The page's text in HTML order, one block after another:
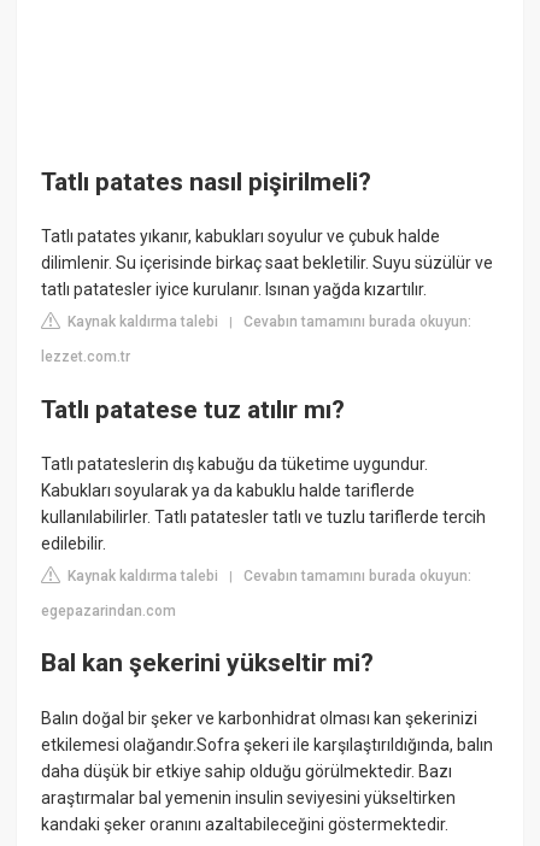
Tatlı patates nasıl pişirilmeli?
Tatlı patates yıkanır, kabukları soyulur ve çubuk halde
dilimlenir. Su içerisinde birkaç saat bekletilir. Suyu süzülür ve
tatlı patatesler iyice kurulanır. Isınan yağda kızartılır.
Kaynak kaldırma talebi |Cevabın tamamını burada okuyun:
lezzet.com.tr
Tatlı patatese tuz atılır mı?
Tatlı patateslerin dış kabuğu da tüketime uygundur.
Kabukları soyularak ya da kabuklu halde tariflerde
kullanılabilirler. Tatlı patatesler tatlı ve tuzlu tariflerde tercih
edilebilir.
Kaynak kaldırma talebi |Cevabın tamamını burada okuyun:
egepazarindan.com
Bal kan şekerini yükseltir mi?
Balın doğal bir şeker ve karbonhidrat olması kan şekerinizi
etkilemesi olağandır.Sofra şekeri ile karşılaştırıldığında, balın
daha düşük bir etkiye sahip olduğu görülmektedir. Bazı
araştırmalar bal yemenin insulin seviyesini yükseltirken
kandaki şeker oranını azaltabileceğini göstermektedir.